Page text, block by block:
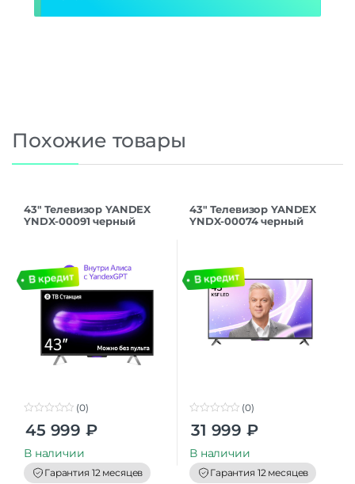
Похожие товары
43″ Телевизор YANDEX
YNDX-00091 черный
o
t
o
f
5
(0)
45 999 ₽
В наличии
Гарантия 12 месяцев
43″ Телевизор YANDEX
YNDX-00074 черный
o
t
o
f
5
(0)
31 999 ₽
В наличии
Гарантия 12 месяцев